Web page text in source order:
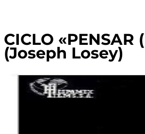
CICLO
(Joseph Losey)